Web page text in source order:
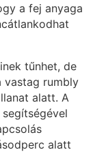
a fej anyaga
tűnhet, de
vastag rumbly
alatt. A
alatt